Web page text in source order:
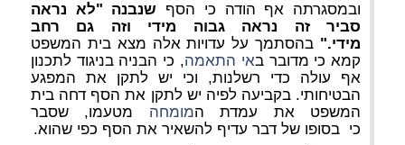
ובמסגרתה אף הודה כי הסף שנבנה "לא נראה
סביר זה נראה גבוה מידי וזה גם רחב
מידי." בהסתמך על עדויות אלה מצא בית המשפט
קמא כי מדובר באי התאמה, כי הבניה בניגוד לתכנון
אף עולה כדי רשלנות, וכי יש לתקן את המפגע
הבטיחותי. בקביעה לפיה יש לתקן את הסף דחה בית
המשפט את עמדת המומחה מטעמו, שסבר
כי בסופו של דבר עדיף להשאיר את הסף כפי שהוא.